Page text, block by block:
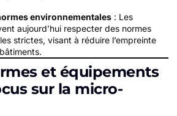
environnementales : Les
aujourd’hui respecter des normes
strictes, visant à réduire l’empreinte
et équipements
sur la micro-